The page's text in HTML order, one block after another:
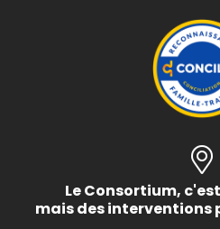
Le Consortium,
mais des interventions